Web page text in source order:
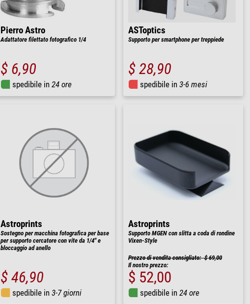
Pierro Astro
Adattatore filettato fotografico 1/4
$ 6,90
spedibile in 24 ore
ASToptics
Supporto per smartphone per treppiede
$ 28,90
spedibile in 3-6 mesi
Astroprints
Sostegno per macchina fotografica per base
per supporto cercatore con vite da 1/4" e
bloccaggio ad anello
$ 46,90
spedibile in 3-7 giorni
Astroprints
Supporto MGEN con slitta a coda di rondine
Vixen-Style
Prezzo di vendita consigliato: $ 69,00
Il nostro prezzo:
$ 52,00
spedibile in 24 ore